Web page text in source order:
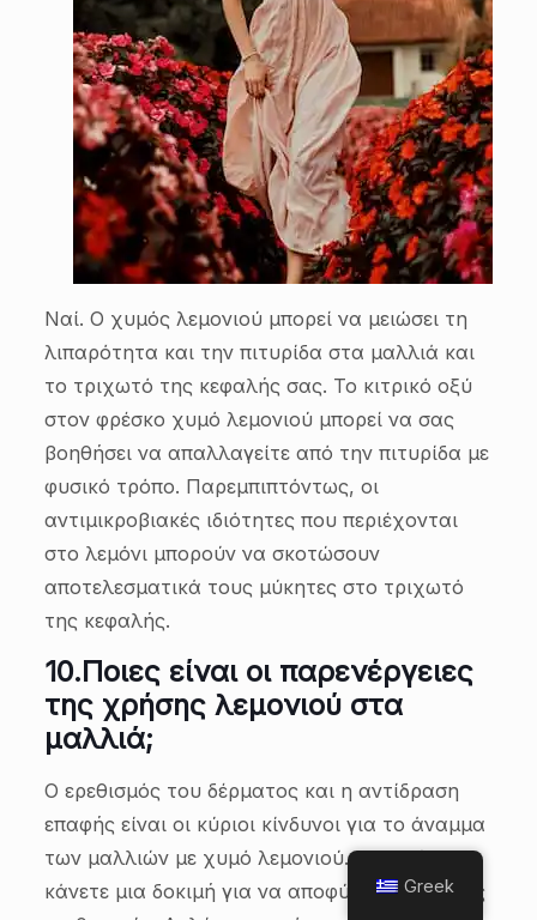
Ναί. Ο χυμός λεμονιού μπορεί να μειώσει τη
λιπαρότητα και την πιτυρίδα στα μαλλιά και
το τριχωτό της κεφαλής σας. Το κιτρικό οξύ
στον φρέσκο χυμό λεμονιού μπορεί να σας
βοηθήσει να απαλλαγείτε από την πιτυρίδα με
φυσικό τρόπο. Παρεμπιπτόντως, οι
αντιμικροβιακές ιδιότητες που περιέχονται
στο λεμόνι μπορούν να σκοτώσουν
αποτελεσματικά τους μύκητες στο τριχωτό
της κεφαλής.
10.Ποιες είναι οι παρενέργειες
της χρήσης λεμονιού στα
μαλλιά;
Ο ερεθισμός του δέρματος και η αντίδραση
επαφής είναι οι κύριοι κίνδυνοι για το άναμμα
των μαλλιών με χυμό λεμονιού. Μπορείτε να
κάνετε μια δοκιμή για να αποφύγετε πιθανούς
Greek